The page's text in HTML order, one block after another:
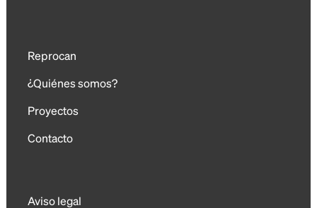
Reprocan
¿Quiénes somos?
Proyectos
Contacto
Aviso legal